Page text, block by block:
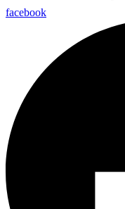
facebook